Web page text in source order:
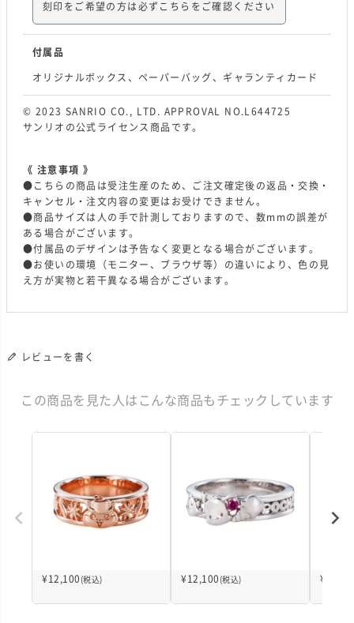
刻印をご希望の方は必ずこちらをご確認ください
付属品
オリジナルボックス、ペーパーバッグ、ギャランティカード
© 2023 SANRIO CO., LTD. APPROVAL NO.L644725
サンリオの公式ライセンス商品です。
《 注意事項 》
●こちらの商品は受注生産のため、ご注文確定後の返品・交換・
キャンセル・注文内容の変更はお受けできません。
●商品サイズは人の手で計測しておりますので、数mmの誤差が
ある場合がございます。
●付属品のデザインは予告なく変更となる場合がございます。
●お使いの環境（モニター、ブラウザ等）の違いにより、色の見
え方が実物と若干異なる場合がございます。
レビューを書く
この商品を見た人はこんな商品もチェックしています
¥ 12,100 (税込) ¥ 12,100 (税込) ¥